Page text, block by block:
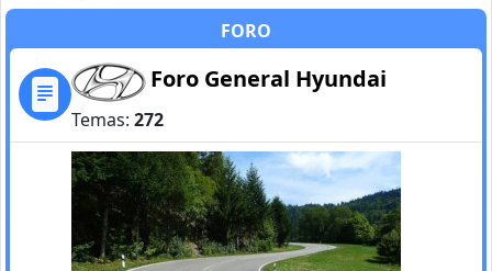
FORO
Foro General Hyundai
Temas: 272